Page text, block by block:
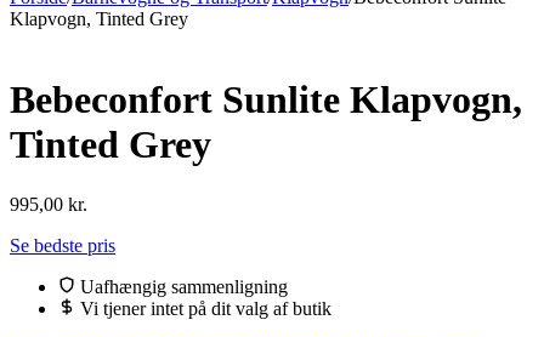
Klapvogn, Tinted Grey
Bebeconfort Sunlite Klapvogn,
Tinted Grey
995,00 kr.
Se bedste pris
Uafhængig sammenligning
Vi tjener intet på dit valg af butik